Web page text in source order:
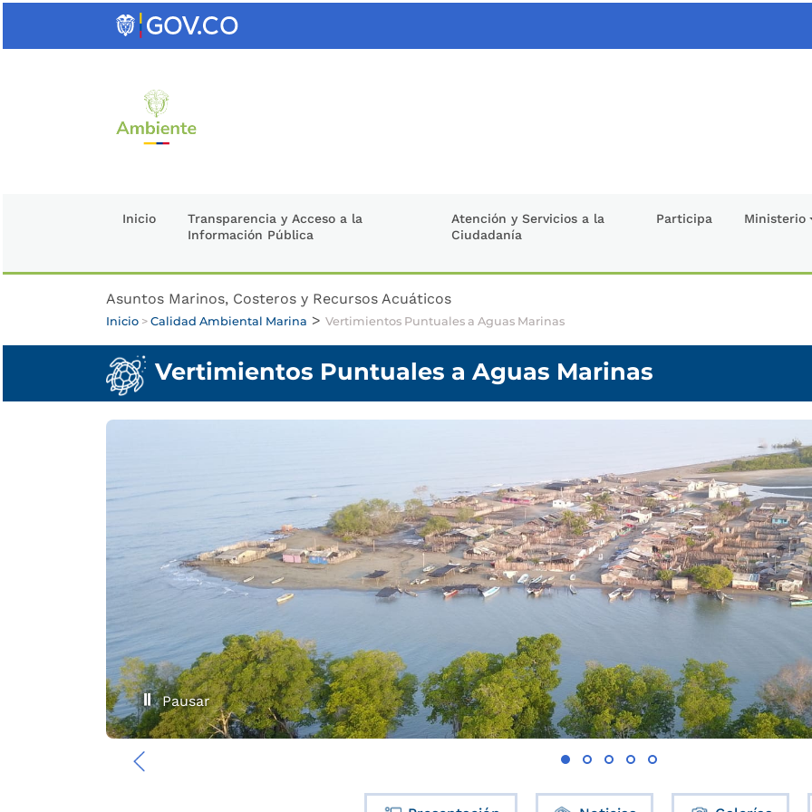
Inicio
Transparencia y Acceso a la
Información Pública
Atención y Servicios a la
Ciudadanía
Participa Ministerio
Asuntos Marinos, Costeros y Recursos Acuáticos
Inicio > Calidad Ambiental Marina > Vertimientos Puntuales a Aguas Marinas
Vertimientos Puntuales a Aguas Marinas
‹
Pausar